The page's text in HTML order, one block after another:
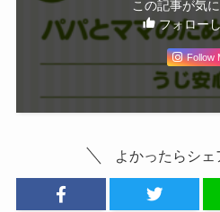
この記事が気
フォロー
Follow
よかったらシェ